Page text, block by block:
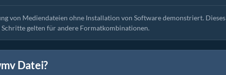
von Mediendateien ohne Installation von Software demonstriert. Dieses
gelten für andere Formatkombinationen.
Datei?